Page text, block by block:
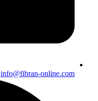
info@fibran-online.com